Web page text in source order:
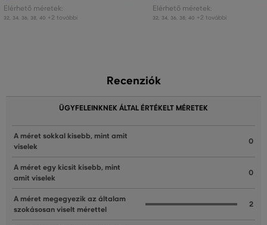
Elérhető méretek:
32 34 36 38 40 +2 további
Elérhető méretek:
32 34 36 38 40 +2 további
Recenziók
ÜGYFELEINKNEK ÁLTAL ÉRTÉKELT MÉRETEK
A méret sokkal kisebb, mint amit
viselek
0
A méret egy kicsit kisebb, mint
amit viselek
0
A méret megegyezik az általam
szokásosan viselt mérettel
2